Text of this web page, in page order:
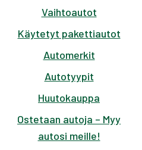
Vaihtoautot
Käytetyt pakettiautot
Automerkit
Autotyypit
Huutokauppa
Ostetaan autoja – Myy
autosi meille!